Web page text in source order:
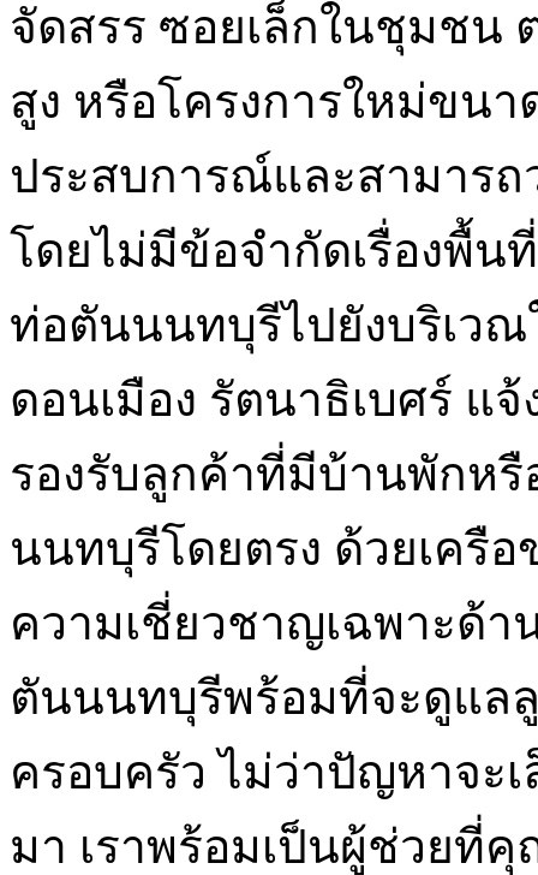
จัดสรร ซอยเล็กในชุมชน
สูง หรือโครงการใหม่ขน
ประสบการณ์และสามารถ
โดยไม่มีข้อจำกัดเรื่องพื้
ท่อตันนนทบุรีไปยังบริเวณ
ดอนเมือง รัตนาธิเบศร์ แ
รองรับลูกค้าที่มีบ้านพักห
นนทบุรีโดยตรง ด้วยเครื
ความเชี่ยวชาญเฉพาะด้า
ตันนนทบุรีพร้อมที่จะดูแล
ครอบครัว ไม่ว่าปัญหาจะ
มา เราพร้อมเป็นผู้ช่วยที่